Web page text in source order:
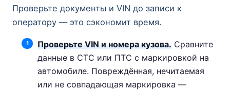
Проверьте документы и VIN до записи к
оператору — это сэкономит время.
Проверьте VIN и номера кузова.Сравните
данные в СТС или ПТС с маркировкой на
автомобиле. Повреждённая, нечитаемая
или не совпадающая маркировка —